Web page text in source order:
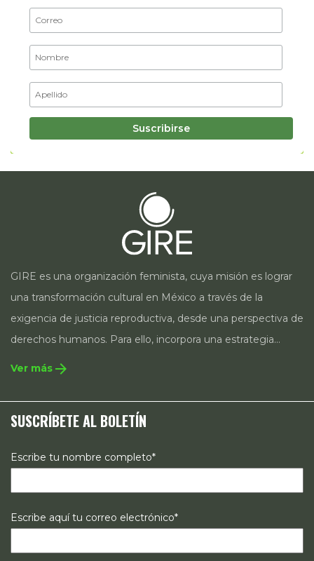
GIRE es una organización feminista, cuya misión es lograr
una transformación cultural en México a través de la
exigencia de justicia reproductiva, desde una perspectiva de
derechos humanos. Para ello, incorpora una estrategia
integral que contempla la incidencia en legislación y
estrategias de comunicación e investigación sobre el
estado de los derechos reproductivos en México.
Ver más arrow_forward
SUSCRÍBETE AL BOLETÍN
Escribe tu nombre completo*
Escribe aquí tu correo electrónico*